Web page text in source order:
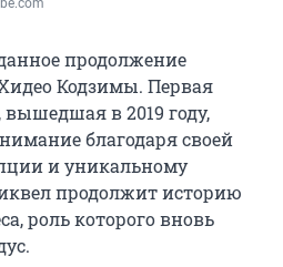
продолжение
Кодзимы. Первая
вышедшая в 2019 году,
благодаря своей
и уникальному
продолжит историю
роль которого вновь